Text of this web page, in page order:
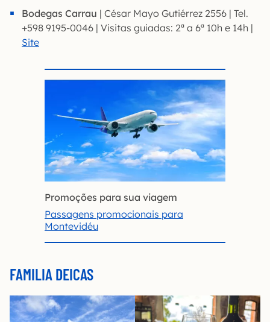
Bodegas Carrau | César Mayo Gutiérrez 2556 | Tel.
+598 9195-0046 | Visitas guiadas: 2ª a 6ª 10h e 14h |
Site
Promoções para sua viagem
Passagens promocionais para
Montevidéu
FAMILIA DEICAS